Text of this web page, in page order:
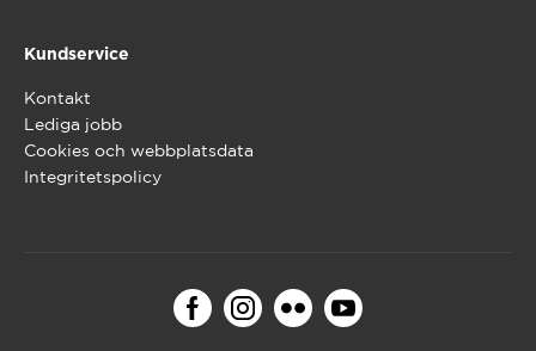
Kundservice
Kontakt
Lediga jobb
Cookies och webbplatsdata
Integritetspolicy